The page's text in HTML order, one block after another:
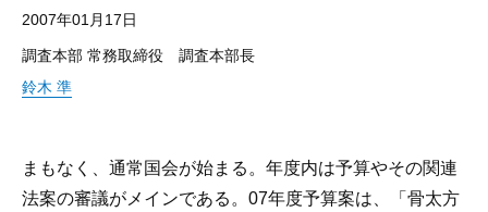
2007年01月17日
調査本部 常務取締役 調査本部長
鈴木 準
まもなく、通常国会が始まる。年度内は予算やその関連
法案の審議がメインである。07年度予算案は、「骨太方